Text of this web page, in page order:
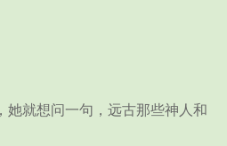
就想问一句，远古那些神人和